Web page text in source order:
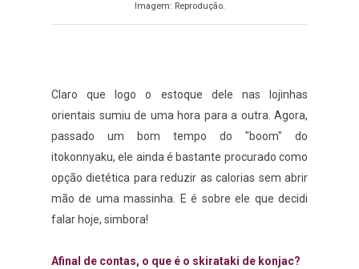
Imagem: Reprodução.
Claro que logo o estoque dele nas lojinhas
orientais sumiu de uma hora para a outra. Agora,
passado um bom tempo do "boom" do
itokonnyaku, ele ainda é bastante procurado como
opção dietética para reduzir as calorias sem abrir
mão de uma massinha. E é sobre ele que decidi
falar hoje, simbora!
Afinal de contas, o que é o skirataki de konjac?